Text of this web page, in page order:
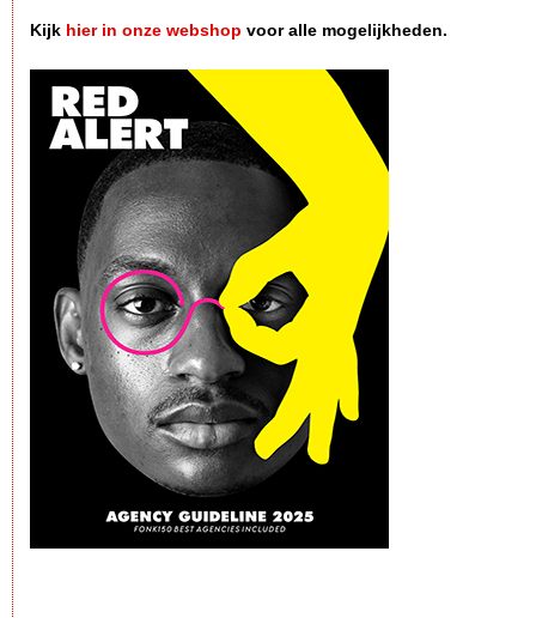
Kijk hier in onze webshop voor alle mogelijkheden.